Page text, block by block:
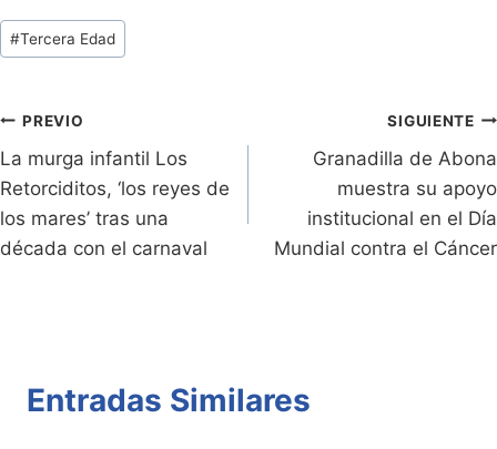
tF
ri
dl
y
k p
Tags
de
#Tercera Edad
Navegación
de
entradas
PREVIO
La murga infantil Los
Retorciditos, ‘los reyes de
los mares’ tras una
década con el carnaval
SIGUIENTE
Granadilla de Abona
muestra su apoyo
institucional en el Día
Mundial contra el Cáncer
Entradas Similares